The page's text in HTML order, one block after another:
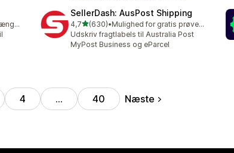
Gratis abonnement tilgængeligt
SellerDash: AusPost Shipping
4,7ud af 5 stjerner
(630)
630 anmeldelser i alt
•
Mulighed for gratis prøveperiode
Udskriv fragtlabels til Australia Post
MyPost Business og eParcel
4 … 40 Næste